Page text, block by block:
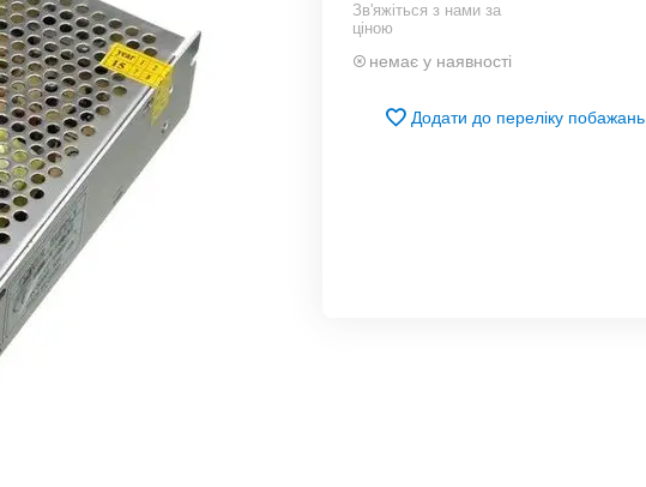
Зв'яжіться з нами за
ціною
немає у наявності
Додати до переліку побажань